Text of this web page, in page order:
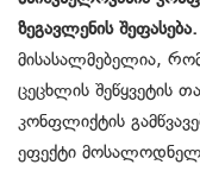
ზეგავლენის შეფასება.
მისასალმებელია,
ცეცხლის შეწყვეტის
კონფლიქტის
ეფექტი